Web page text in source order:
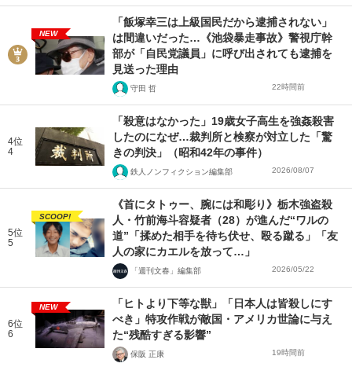
NEW
「飯塚幸三は上級国民だから逮捕されない」
は間違いだった…《池袋暴走事故》警視庁幹
部が「自民党議員」に呼び出されても逮捕を
見送った理由
守田 哲 22時間前
4位
4
「殺意はなかった」19歳女子高生を強姦殺害
したのになぜ…裁判所と検察が対立した「驚
きの判決」（昭和42年の事件）
鉄人ノンフィクション編集部 2026/08/07
5位
5
SCOOP!
《首にタトゥー、腕には和彫り》栃木強盗殺
人・竹前海斗容疑者（28）が進んだ“ワルの
道”「揉めた相手を待ち伏せ、殴る蹴る」「友
人の家にカエルを放って…」
「週刊文春」編集部 2026/05/22
6位
6
NEW
「ヒトより下等な獣」「日本人は皆殺しにす
べき」特攻作戦が敵国・アメリカ世論に与え
た“残酷すぎる影響”
保阪 正康 19時間前